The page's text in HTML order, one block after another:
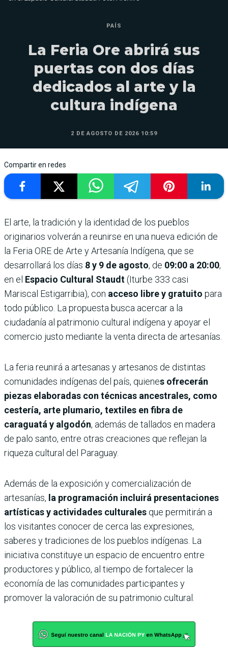
PAÍS
La Feria Ore abrirá sus
puertas con dos días
dedicados al arte y la
cultura indígena
2 DE AGOSTO DE 2026 10:59
Compartir en redes
El arte, la tradición y la identidad de los pueblos
originarios volverán a reunirse en una nueva edición de
la Feria ORE de Arte y Artesanía Indígena, que se
desarrollará los días 8 y 9 de agosto, de 09:00 a 20:00,
en el Espacio Cultural Staudt(Iturbe 333 casi
Mariscal Estigarribia), con acceso libre y gratuito para
todo público. La propuesta busca acercar a la
ciudadanía al patrimonio cultural indígena y apoyar el
comercio justo mediante la venta directa de artesanías.
La feria reunirá a artesanas y artesanos de distintas
comunidades indígenas del país, quienes ofrecerán
piezas elaboradas con técnicas ancestrales, como
cestería, arte plumario, textiles en fibra de
caraguatá y algodón, además de tallados en madera
de palo santo, entre otras creaciones que reflejan la
riqueza cultural del Paraguay.
Además de la exposición y comercialización de
artesanías, la programación incluirá presentaciones
artísticas y actividades culturales que permitirán a
los visitantes conocer de cerca las expresiones,
saberes y tradiciones de los pueblos indígenas. La
iniciativa constituye un espacio de encuentro entre
productores y público, al tiempo de fortalecer la
economía de las comunidades participantes y
promover la valoración de su patrimonio cultural.